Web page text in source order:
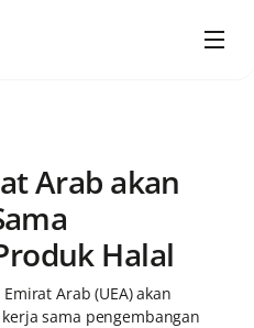
Arab akan
Halal
Arab (UEA) akan
sama pengembangan